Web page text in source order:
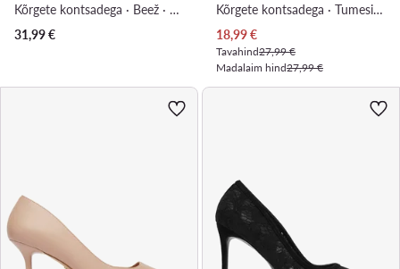
Kõrgete kontsadega · Beež · 8 cm
31,99€
Kõrgete kontsadega · Tumesinine · 7.5 cm
Praegune hind
18,99€
Tavahind27,99 €
Madalaim hind27,99 €